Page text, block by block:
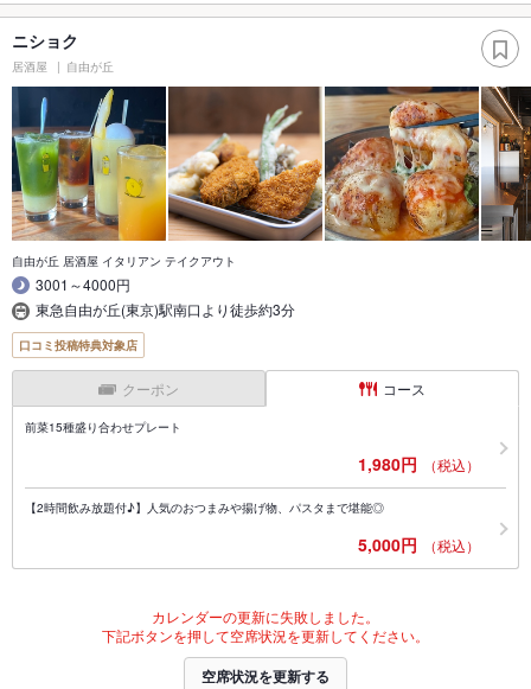
ニショク
居酒屋 自由が丘
自由が丘 居酒屋 イタリアン テイクアウト
3001～4000円
東急自由が丘(東京)駅南口より徒歩約3分
口コミ投稿特典対象店
クーポン コース
前菜15種盛り合わせプレート
1,980円 （税込）
【2時間飲み放題付♪】人気のおつまみや揚げ物、パスタまで堪能◎
5,000円 （税込）
カレンダーの更新に失敗しました。
下記ボタンを押して空席状況を更新してください。
空席状況を更新する